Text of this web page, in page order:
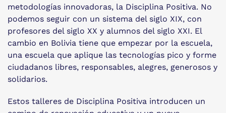
metodologías innovadoras, la Disciplina Positiva. No
podemos seguir con un sistema del siglo XIX, con
profesores del siglo XX y alumnos del siglo XXI. El
cambio en Bolivia tiene que empezar por la escuela,
una escuela que aplique las tecnologías pico y forme
ciudadanos libres, responsables, alegres, generosos y
solidarios.
Estos talleres de Disciplina Positiva introducen un